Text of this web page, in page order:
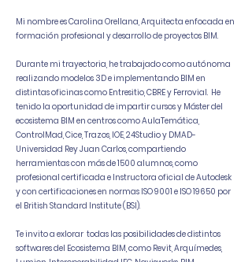
Mi nombre es Carolina Orellana, Arquitecta enfocada en
formación profesional y desarrollo de proyectos BIM.
Durante mi trayectoria, he trabajado como autónoma
realizando modelos 3D e implementando BIM en
distintas oficinas como Entresitio, CBRE y Ferrovial. He
tenido la oportunidad de impartir cursos y Máster del
ecosistema BIM en centros como AulaTemática,
ControlMad, Cice, Trazos, IOE, 24Studio y DMAD-
Universidad Rey Juan Carlos, compartiendo
herramientas con más de 1500 alumnos, como
profesional certificada e Instructora oficial de Autodesk
y con certificaciones en normas ISO 9001 e ISO 19650 por
el British Standard Institute (BSI).
Te invito a exlorar todas las posibilidades de distintos
softwares del Ecosistema BIM, como Revit, Arquímedes,